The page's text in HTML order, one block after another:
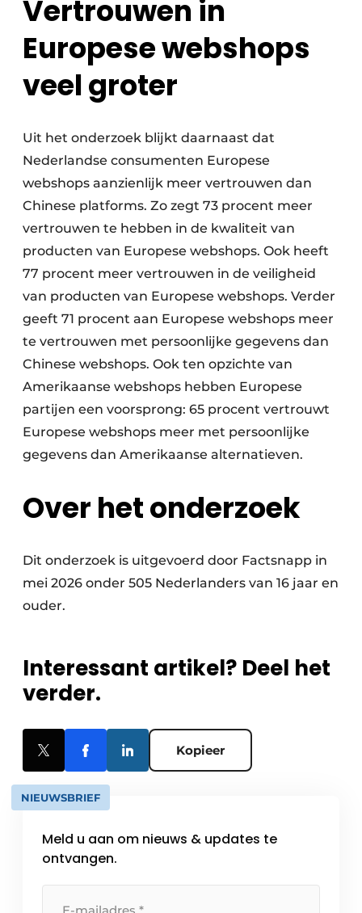
Vertrouwen in
Europese webshops
veel groter
Uit het onderzoek blijkt daarnaast dat
Nederlandse consumenten Europese
webshops aanzienlijk meer vertrouwen dan
Chinese platforms. Zo zegt 73 procent meer
vertrouwen te hebben in de kwaliteit van
producten van Europese webshops. Ook heeft
77 procent meer vertrouwen in de veiligheid
van producten van Europese webshops. Verder
geeft 71 procent aan Europese webshops meer
te vertrouwen met persoonlijke gegevens dan
Chinese webshops. Ook ten opzichte van
Amerikaanse webshops hebben Europese
partijen een voorsprong: 65 procent vertrouwt
Europese webshops meer met persoonlijke
gegevens dan Amerikaanse alternatieven.
Over het onderzoek
Dit onderzoek is uitgevoerd door Factsnapp in
mei 2026 onder 505 Nederlanders van 16 jaar en
ouder.
Interessant artikel? Deel het
verder.
Kopieer
NIEUWSBRIEF
Meld u aan om nieuws & updates te
ontvangen.